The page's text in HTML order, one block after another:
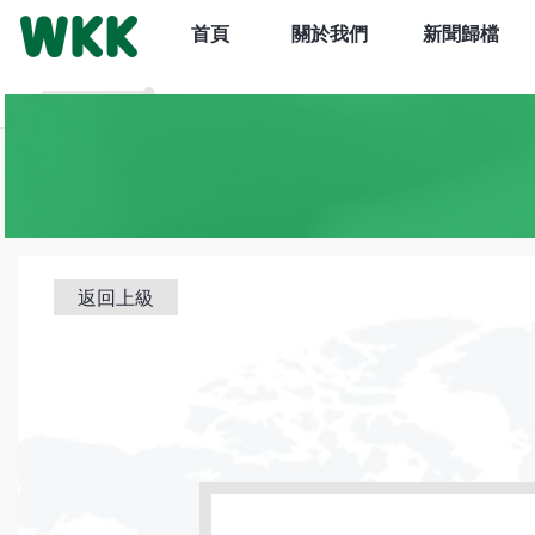
首頁 關於我們 新聞歸檔
返回上級